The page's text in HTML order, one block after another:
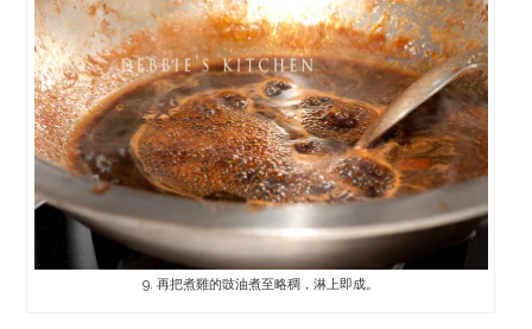
9. 再把煮雞的豉油煮至略稠，淋上即成。